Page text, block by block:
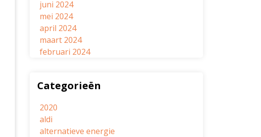
juni 2024
mei 2024
april 2024
maart 2024
februari 2024
Categorieën
2020
aldi
alternatieve energie